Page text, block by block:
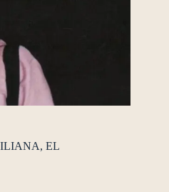
EL